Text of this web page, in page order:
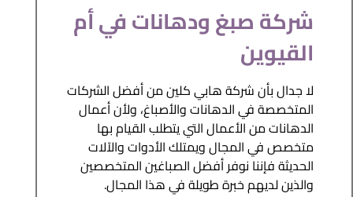
شركة صبغ ودهانات في أم
القيوين
لا جدال بأن شركة هابي كلين من أفضل الشركات
المتخصصة في الدهانات والأصباغ، ولأن أعمال
الدهانات من الأعمال التي يتطلب القيام بها
متخصص في المجال ويمتلك الأدوات والآلات
الحديثة فإننا نوفر أفضل الصباغين المتخصصين
والذين لديهم خبرة طويلة في هذا المجال.